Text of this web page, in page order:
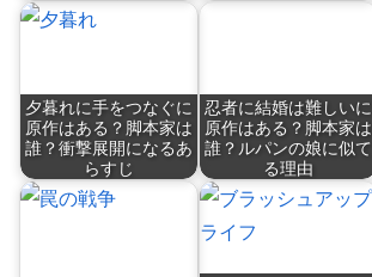
夕暮れに手をつなぐに
原作はある？脚本家は
誰？衝撃展開になるあ
らすじ
忍者に結婚は難しいに
原作はある？脚本家は
誰？ルパンの娘に似て
る理由